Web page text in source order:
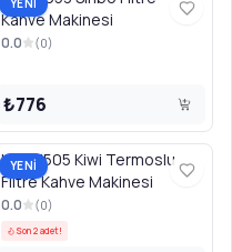
YENİ
Kahve Makinesi
0.0 (0)
₺776
YENİ
KCM7505 Kiwi Termoslu
Filtre Kahve Makinesi
0.0 (0)
Son 2 adet!